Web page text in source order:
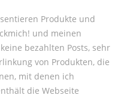
Produkte und
und meinen
bezahlten Posts, sehr
von Produkten, die
mit denen ich
die Webseite